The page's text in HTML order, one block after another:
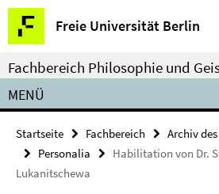
Springe
direkt
zu
Inhalt
Freie Universität Berlin
Service-
Navigation
Fachbereich Philosophie und
MENÜ
Startseite Fachbereich Archiv
Personalia
Habilitation von Dr.
Lukanitschewa